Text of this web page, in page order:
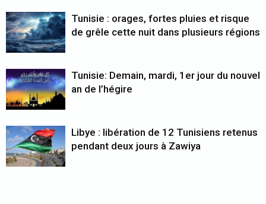
Tunisie : orages, fortes pluies et risque
de grêle cette nuit dans plusieurs régions
Tunisie: Demain, mardi, 1er jour du nouvel
an de l’hégire
Libye : libération de 12 Tunisiens retenus
pendant deux jours à Zawiya